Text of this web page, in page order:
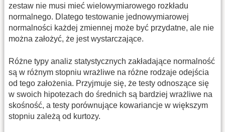
zestaw nie musi mieć wielowymiarowego rozkładu
normalnego. Dlatego testowanie jednowymiarowej
normalności każdej zmiennej może być przydatne, ale nie
można założyć, że jest wystarczające.
Różne typy analiz statystycznych zakładające normalność
są w różnym stopniu wrażliwe na różne rodzaje odejścia
od tego założenia. Przyjmuje się, że testy odnoszące się
w swoich hipotezach do średnich są bardziej wrażliwe na
skośność, a testy porównujące kowariancje w większym
stopniu zależą od kurtozy.